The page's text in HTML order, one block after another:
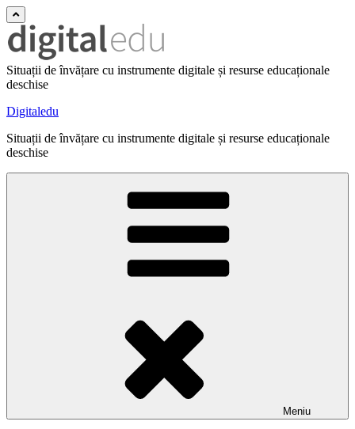
Situații de învățare cu instrumente digitale și resurse educaționale
deschise
Digitaledu
Situații de învățare cu instrumente digitale și resurse educaționale
deschise
Meniu